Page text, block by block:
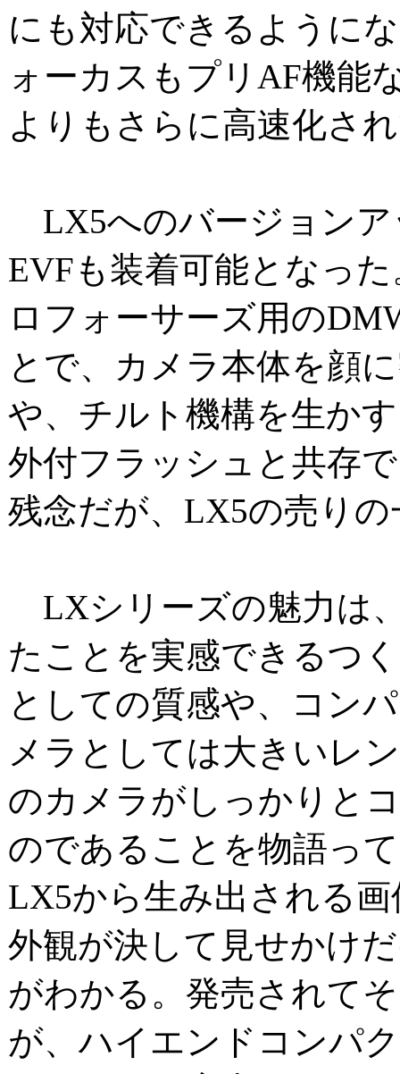
にも対応できるように
ォーカスもプリAF機能
よりもさらに高速化さ
LX5へのバージョンア
EVFも装着可能となっ
ロフォーサーズ用の
とで、カメラ本体を顔
や、チルト機構を生か
外付フラッシュと共存
残念だが、LX5の売り
LXシリーズの魅力は
たことを実感できるつ
としての質感や、コン
メラとしては大きいレ
のカメラがしっかりと
のであることを物語っ
LX5から生み出される
外観が決して見せかけ
がわかる。発売されて
が、ハイエンドコンパ